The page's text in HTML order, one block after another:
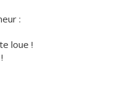
:
loue !